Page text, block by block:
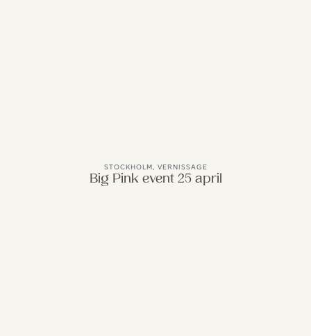
STOCKHOLM, VERNISSAGE
Big Pink event 25 april